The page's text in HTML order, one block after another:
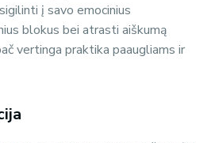
į savo emocinius
blokus bei atrasti aiškumą
vertinga praktika paaugliams ir